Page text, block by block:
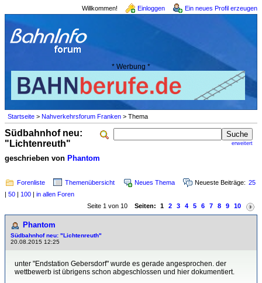
Willkommen! Einloggen Ein neues Profil erzeugen
* Werbung *
Startseite > Nahverkehrsforum Franken > Thema
erweitert
Südbahnhof neu:
"Lichtenreuth"
geschrieben von Phantom
Forenliste Themenübersicht Neues Thema Neueste Beiträge: 25
| 50 | 100 | in allen Foren
Seite 1 von 10 Seiten: 1 2 3 4 5 6 7 8 9 10
Phantom
Südbahnhof neu: "Lichtenreuth"
20.08.2015 12:25
unter "Endstation Gebersdorf" wurde es gerade angesprochen. der
wettbewerb ist übrigens schon abgeschlossen und hier dokumentiert.